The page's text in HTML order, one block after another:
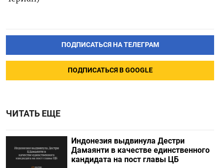
ПОДПИСАТЬСЯ НА ТЕЛЕГРАМ
ПОДПИСАТЬСЯ В GOOGLE
ЧИТАТЬ ЕЩЕ
Индонезия выдвинула Дестри
⁠Дамаянти в качестве единственного
кандидата на пост главы ЦБ